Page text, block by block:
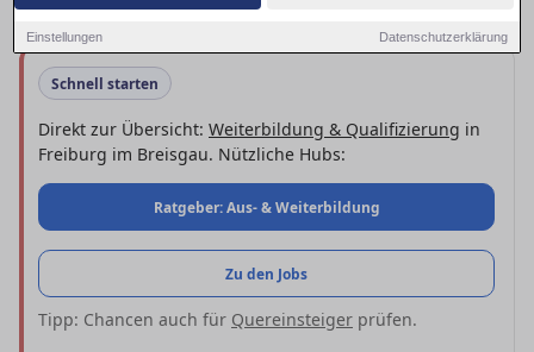
Einstellungen Datenschutzerklärung
flexiblen Fernschulen.
Schnell starten
Direkt zur Übersicht: Weiterbildung & Qualifizierung in
Freiburg im Breisgau. Nützliche Hubs:
Ratgeber: Aus- & Weiterbildung
Zu den Jobs
Tipp: Chancen auch für Quereinsteiger prüfen.